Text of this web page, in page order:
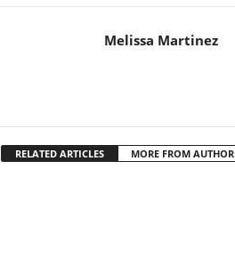
Melissa Martinez
RELATED ARTICLES MORE FROM AUTHOR